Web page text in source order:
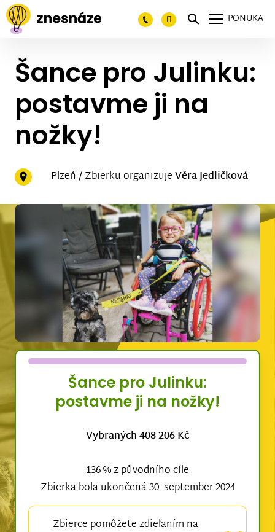
PONUKA
Šance pro Julinku:
postavme ji na
nožky!
Plzeň / Zbierku organizujeVěra Jedličková
Šance pro Julinku:
postavme ji na nožky!
Vybraných 408 206 Kč
136 % z původního cíle
Zbierka bola ukončená 30. september 2024
Zbierce pomôžete zdieľaním na